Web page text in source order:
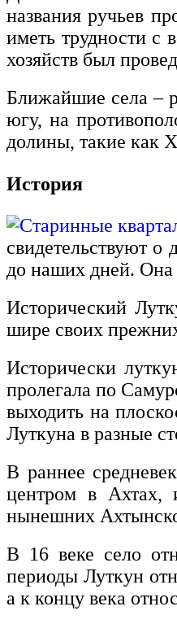
названия ручьев
иметь трудности с
хозяйств был
Ближайшие села –
югу, на
долины, такие как
История
свидетельствуют
до наших дней. Она
Исторический
шире своих
Исторически
пролегала по
выходить на
Луткуна в разные
В раннее
центром в Ахтах,
нынешних
В 16 веке село
периоды Луткун
а к концу века